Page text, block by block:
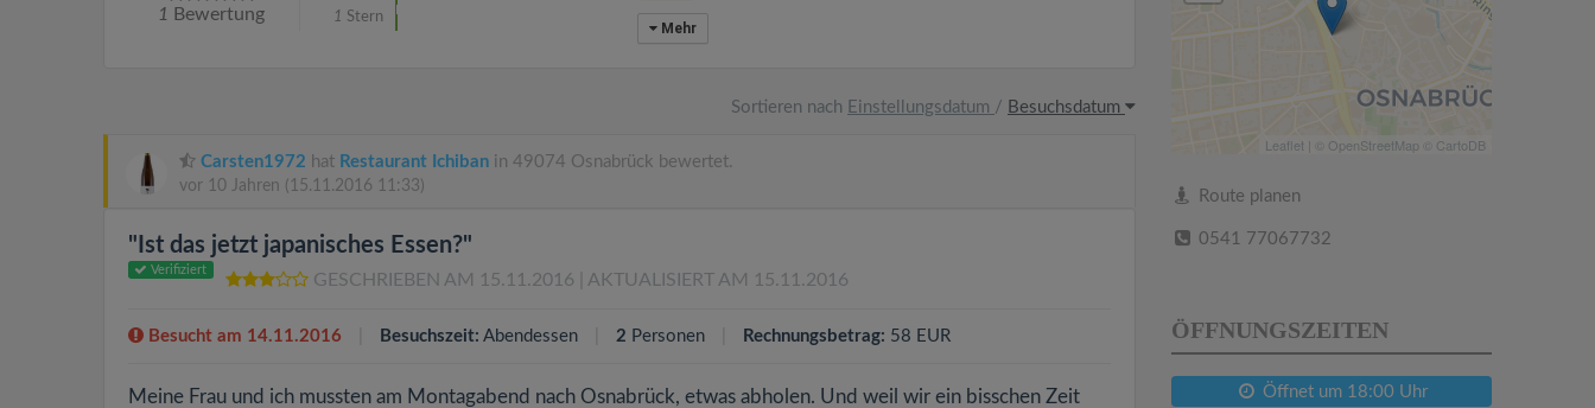
1 Bewertung
1 Stern
Mehr
Sortieren nach Einstellungsdatum / Besuchsdatum
Carsten1972 hat Restaurant Ichiban in 49074 Osnabrück bewertet.
vor 10 Jahren (15.11.2016 11:33)
"Ist das jetzt japanisches Essen?"
Verifiziert
GESCHRIEBEN AM 15.11.2016 | AKTUALISIERT AM 15.11.2016
Besucht am 14.11.2016 Besuchszeit: Abendessen 2 Personen Rechnungsbetrag: 58 EUR
Meine Frau und ich mussten am Montagabend nach Osnabrück, etwas abholen. Und weil wir ein bisschen Zeit
Leaflet | © OpenStreetMap © CartoDB
Route planen
0541 77067732
ÖFFNUNGSZEITEN
Öffnet um 18:00 Uhr